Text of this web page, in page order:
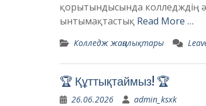
қорытындысында колледждің
ынтымақтастық Read More …
Колледж жаңалықтары
🏆 Құттықтаймыз! 🏆
26.06.2026 admin_ksxk